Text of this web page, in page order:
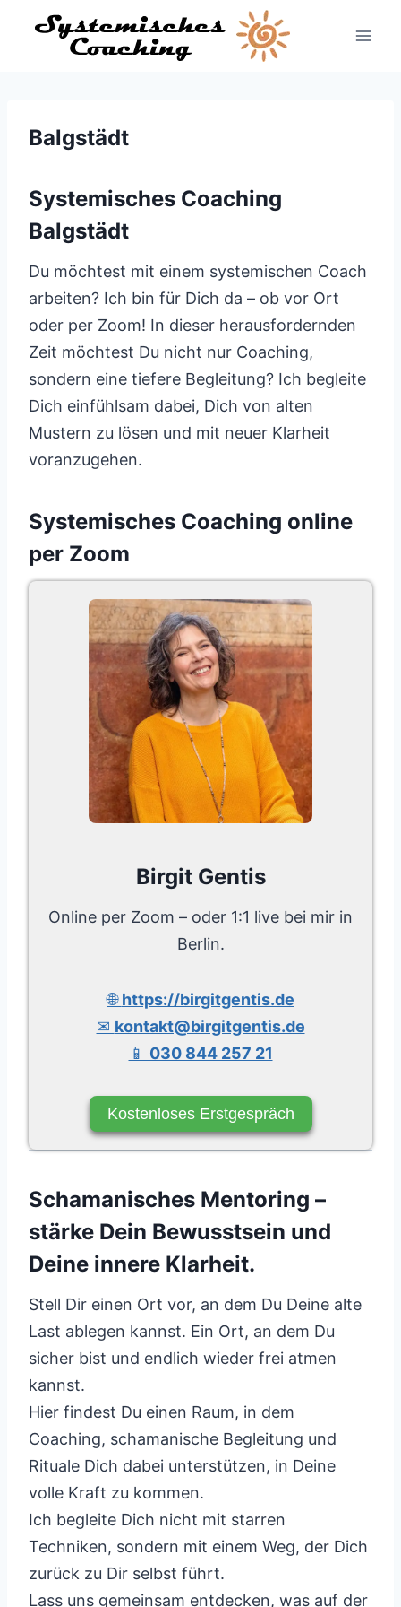
Inhalt
Balgstädt
Systemisches Coaching
Balgstädt
Du möchtest mit einem systemischen Coach
arbeiten? Ich bin für Dich da – ob vor Ort
oder per Zoom! In dieser herausfordernden
Zeit möchtest Du nicht nur Coaching,
sondern eine tiefere Begleitung? Ich begleite
Dich einfühlsam dabei, Dich von alten
Mustern zu lösen und mit neuer Klarheit
voranzugehen.
Systemisches Coaching online
per Zoom
Birgit Gentis
Online per Zoom – oder 1:1 live bei mir in
Berlin.
🌐https://birgitgentis.de
✉ kontakt@birgitgentis.de
📱 030 844 257 21
Kostenloses Erstgespräch
Schamanisches Mentoring –
stärke Dein Bewusstsein und
Deine innere Klarheit.
Stell Dir einen Ort vor, an dem Du Deine alte
Last ablegen kannst. Ein Ort, an dem Du
sicher bist und endlich wieder frei atmen
kannst.
Hier findest Du einen Raum, in dem
Coaching, schamanische Begleitung und
Rituale Dich dabei unterstützen, in Deine
volle Kraft zu kommen.
Ich begleite Dich nicht mit starren
Techniken, sondern mit einem Weg, der Dich
zurück zu Dir selbst führt.
Lass uns gemeinsam entdecken, was auf der